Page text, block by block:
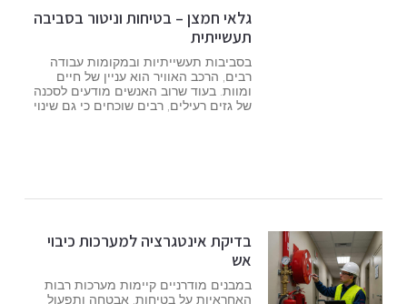
גלאי חמצן – בטיחות וניטור בסביבה
תעשייתית
בסביבות תעשייתיות ובמקומות עבודה
רבים, הרכב האוויר הוא עניין של חיים
ומוות. בעוד שרוב האנשים מודעים לסכנה
של גזים רעילים, רבים שוכחים כי גם שינוי
בדיקת אינטגרציה למערכות כיבוי
אש
במבנים מודרניים קיימות מערכות רבות
האחראיות על בטיחות, אבטחה ותפעול